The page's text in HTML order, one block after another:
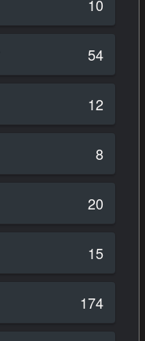
10
54
12
8
20
15
174